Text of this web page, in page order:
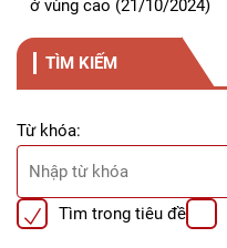
ở vùng cao (21/10/2024)
TÌM KIẾM
Từ khóa:
Tìm trong tiêu đề